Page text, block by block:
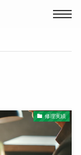
修理実績